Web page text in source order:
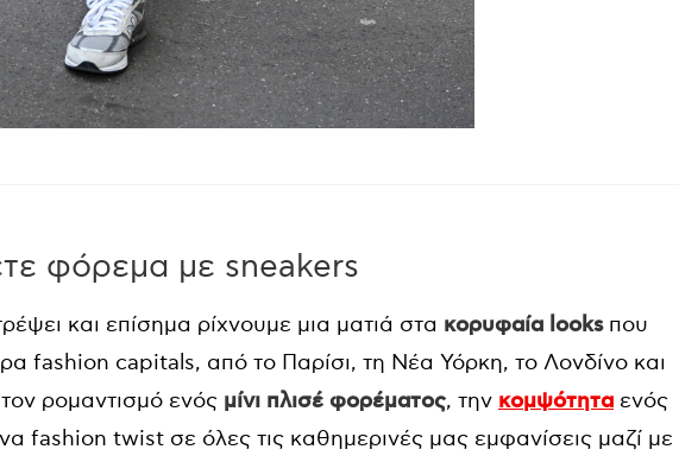
φόρεμα με sneakers
και επίσημα ρίχνουμε μια ματιά στα κορυφαία looksπου
fashion capitals, από το Παρίσι, τη Νέα Υόρκη, το Λονδίνο και
ρομαντισμό ενός μίνι πλισέ φορέματος, την κομψότητα ενός
fashion twist σε όλες τις καθημερινές μας εμφανίσεις μαζί με